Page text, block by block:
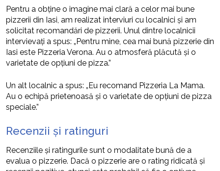
Pentru a obține o imagine mai clară a celor mai bune
pizzerii din Iasi, am realizat interviuri cu localnici și am
solicitat recomandări de pizzerii. Unul dintre localnicii
intervievați a spus: „Pentru mine, cea mai bună pizzerie din
Iasi este Pizzeria Verona. Au o atmosferă plăcută și o
varietate de opțiuni de pizza.”
Un alt localnic a spus: „Eu recomand Pizzeria La Mama.
Au o echipă prietenoasă și o varietate de opțiuni de pizza
speciale.”
Recenzii și ratinguri
Recenziile și ratingurile sunt o modalitate bună de a
evalua o pizzerie. Dacă o pizzerie are o rating ridicată și